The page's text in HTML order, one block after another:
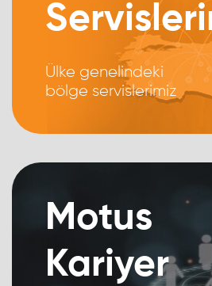
Ülke genelindeki
bölge servislerimiz
Motus
Kariyer